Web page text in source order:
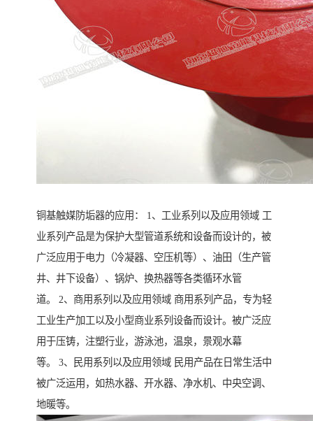
铜基触媒防垢器的应用： 1、工业系列以及应用领域 工
业系列产品是为保护大型管道系统和设备而设计的，被
广泛应用于电力（冷凝器、空压机等）、油田（生产管
井、井下设备）、锅炉、换热器等各类循环水管
道。 2、商用系列以及应用领域 商用系列产品，专为轻
工业生产加工以及小型商业系列设备而设计。被广泛应
用于压铸，注塑行业，游泳池，温泉，景观水幕
等。 3、民用系列以及应用领域 民用产品在日常生活中
被广泛运用，如热水器、开水器、净水机、中央空调、
地暖等。